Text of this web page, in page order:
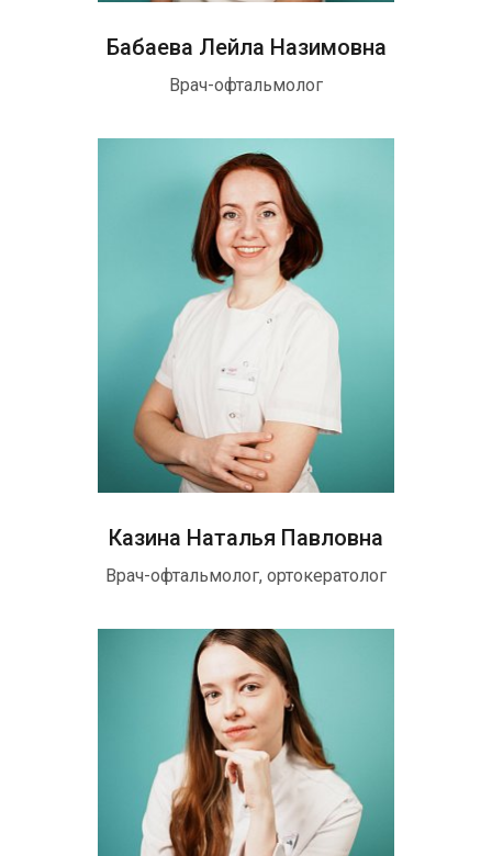
Бабаева Лейла Назимовна
Врач-офтальмолог
Казина Наталья Павловна
Врач-офтальмолог, ортокератолог